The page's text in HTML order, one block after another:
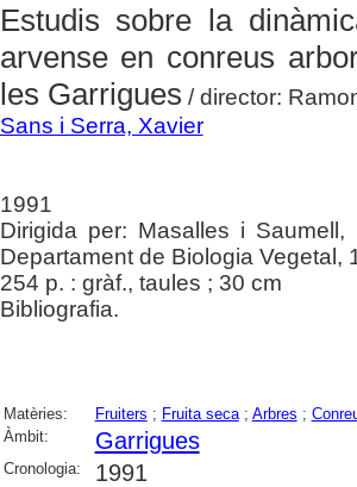
Estudis sobre la
arvense en conreus
les Garrigues / director:
Sans i Serra, Xavier
1991
Dirigida per: Masalles i
Departament de Biologia Vegetal,
254 p. : gràf., taules ; 30 cm
Bibliografia.
Matèries: Fruiters ; Fruita seca; Arbres ;
Àmbit:
Garrigues
Cronologia: 1991